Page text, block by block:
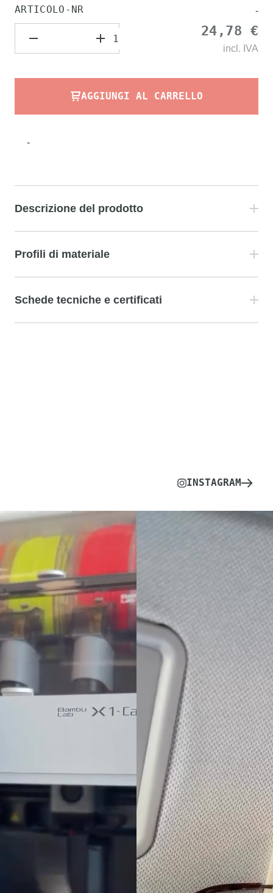
ARTICOLO-NR -
24,78 €
incl. IVA
AGGIUNGI AL CARRELLO
-
Descrizione del prodotto
Profili di materiale
Schede tecniche e certificati
INSTAGRAM